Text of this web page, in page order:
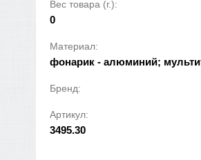
Вес товара (г.):
0
Материал:
фонарик - алюминий;
Бренд:
Артикул:
3495.30